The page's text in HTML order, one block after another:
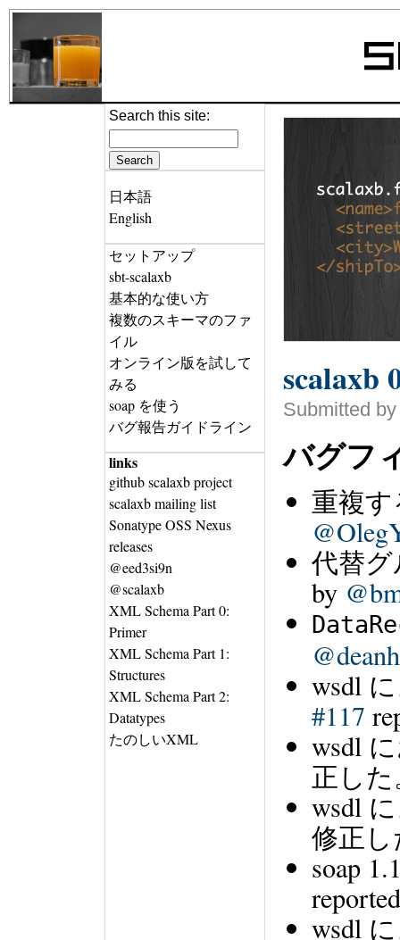
scalaxb
Submitted
バグフ
重複
代替
by
wsdl
#117
wsdl
正し
wsdl
修正
soap
wsdl
Search this site:
日本語
English
セットアップ
sbt-scalaxb
基本的な使い方
複数のスキーマのファ
イル
オンライン版を試して
みる
soap を使う
バグ報告ガイドライン
links
github scalaxb project
scalaxb mailing list
Sonatype OSS Nexus
releases
@eed3si9n
@scalaxb
XML Schema Part 0:
Primer
XML Schema Part 1:
Structures
XML Schema Part 2:
Datatypes
たのしいXML